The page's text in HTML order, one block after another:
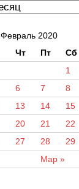
Февраль 2020
Чт Пт Сб
Мар »
1
6 7 8
13 14 15
20 21 22
27 28 29